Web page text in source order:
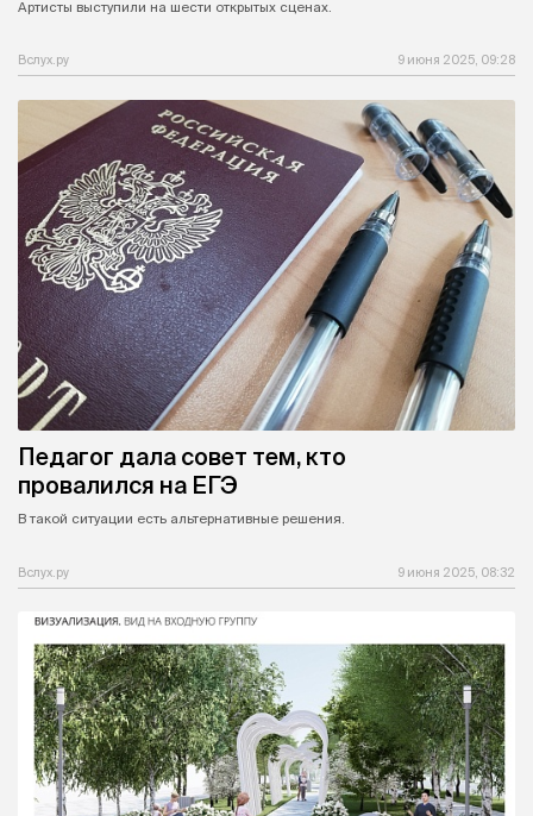
Артисты выступили на шести открытых сценах.
Вслух.ру 9 июня 2025, 09:28
Педагог дала совет тем, кто
провалился на ЕГЭ
В такой ситуации есть альтернативные решения.
Вслух.ру 9 июня 2025, 08:32